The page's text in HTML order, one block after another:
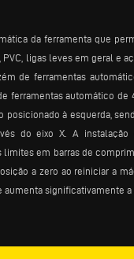
da ferramenta que
ligas leves em geral e
de ferramentas
ferramentas automático de
à esquerda,
do eixo X. A
em barras de
a zero ao reiniciar a
significativamente a